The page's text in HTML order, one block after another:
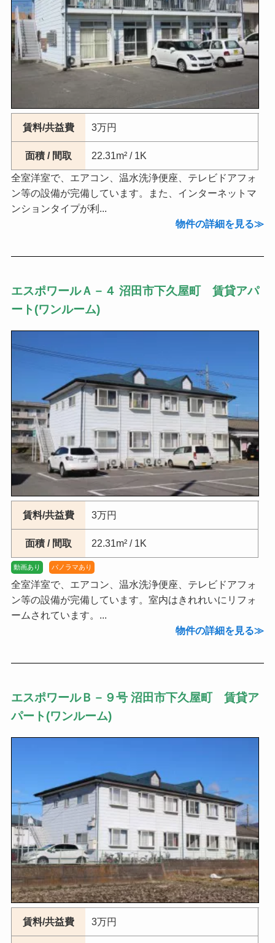
賃料/共益費 3万円
面積 / 間取
22.31m² / 1K
全室洋室で、エアコン、温水洗浄便座、テレビドアフォ
ン等の設備が完備しています。また、インターネットマ
ンションタイプが利...
物件の詳細を見る
エスポワールＡ－４ 沼田市下久屋町 賃貸アパ
ート(ワンルーム)
賃料/共益費 3万円
面積 / 間取 22.31m² / 1K
動画あり パノラマあり
全室洋室で、エアコン、温水洗浄便座、テレビドアフォ
ン等の設備が完備しています。室内はきれれいにリフォ
ームされています。...
物件の詳細を見る
エスポワールＢ－９号 沼田市下久屋町 賃貸ア
パート(ワンルーム)
賃料/共益費 3万円